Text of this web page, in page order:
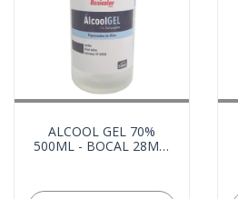
ALCOOL GEL 70%
500ML - BOCAL 28MM